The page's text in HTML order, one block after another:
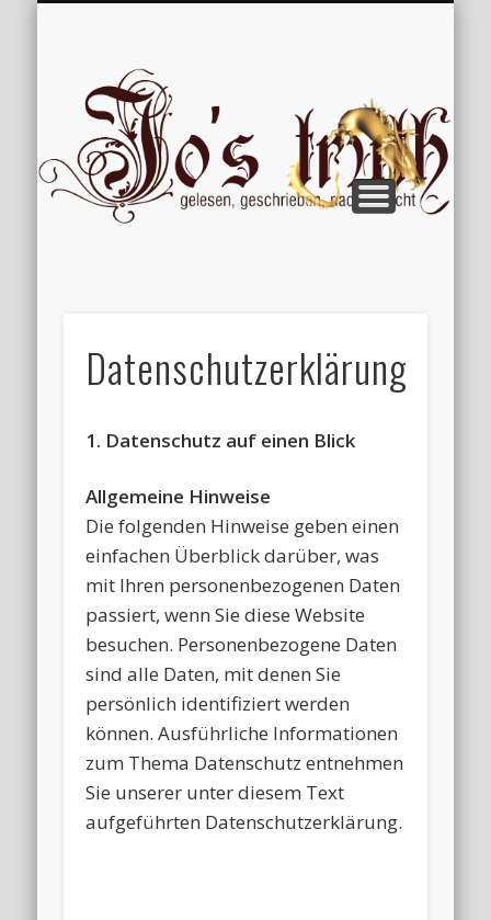
Datenschutzerklärung
1. Datenschutz auf einen Blick
Allgemeine Hinweise
Die folgenden Hinweise geben einen
einfachen Überblick darüber, was
mit Ihren personenbezogenen Daten
passiert, wenn Sie diese Website
besuchen. Personenbezogene Daten
sind alle Daten, mit denen Sie
persönlich identifiziert werden
können. Ausführliche Informationen
zum Thema Datenschutz entnehmen
Sie unserer unter diesem Text
aufgeführten Datenschutzerklärung.